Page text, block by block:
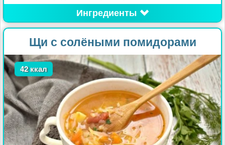
Ингредиенты
Щи с солёными помидорами
42 ккал